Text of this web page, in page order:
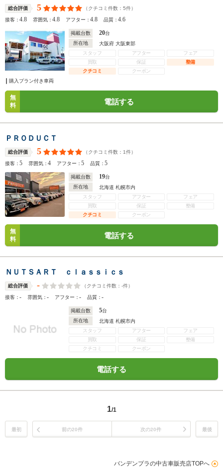
総合評価 5 （クチコミ件数： 5件）
接客：4.8 雰囲気：4.8 アフター：4.8 品質：4.6
掲載台数 20台
所在地
大阪府 大阪東部
スタッフ
アフター
フェア
買取
保証
整備
クチコミ
クーポン
購入プラン付き車両
無
料
電話する
ＰＲＯＤＵＣＴ
総合評価 5 （クチコミ件数： 1件）
接客：5 雰囲気：4 アフター：5 品質：5
掲載台数 19台
所在地
北海道 札幌市内
スタッフ
アフター
フェア
買取
保証
整備
クチコミ
クーポン
無
料
電話する
ＮＵＴＳＡＲＴ ｃｌａｓｓｉｃｓ
総合評価 - （クチコミ件数： -件）
接客：- 雰囲気：- アフター：- 品質：-
掲載台数 5台
所在地
北海道 札幌市内
スタッフ
アフター
フェア
買取
保証
整備
クチコミ
クーポン
電話する
1/1
最初 前の20件 次の20件 最後
バンデンプラの中古車販売店TOPへ